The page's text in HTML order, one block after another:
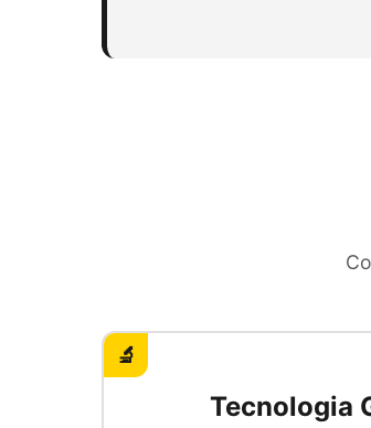
🔬
Tecnologia